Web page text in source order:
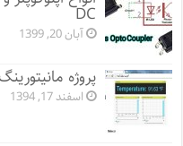
DC
آبان 20, 1399
پروژه
اسفند 17, 1394